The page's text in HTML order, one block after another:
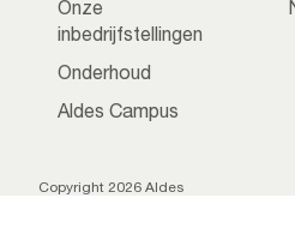
Onze
inbedrijfstellingen
Onderhoud
Aldes Campus
Copyright 2026 Aldes